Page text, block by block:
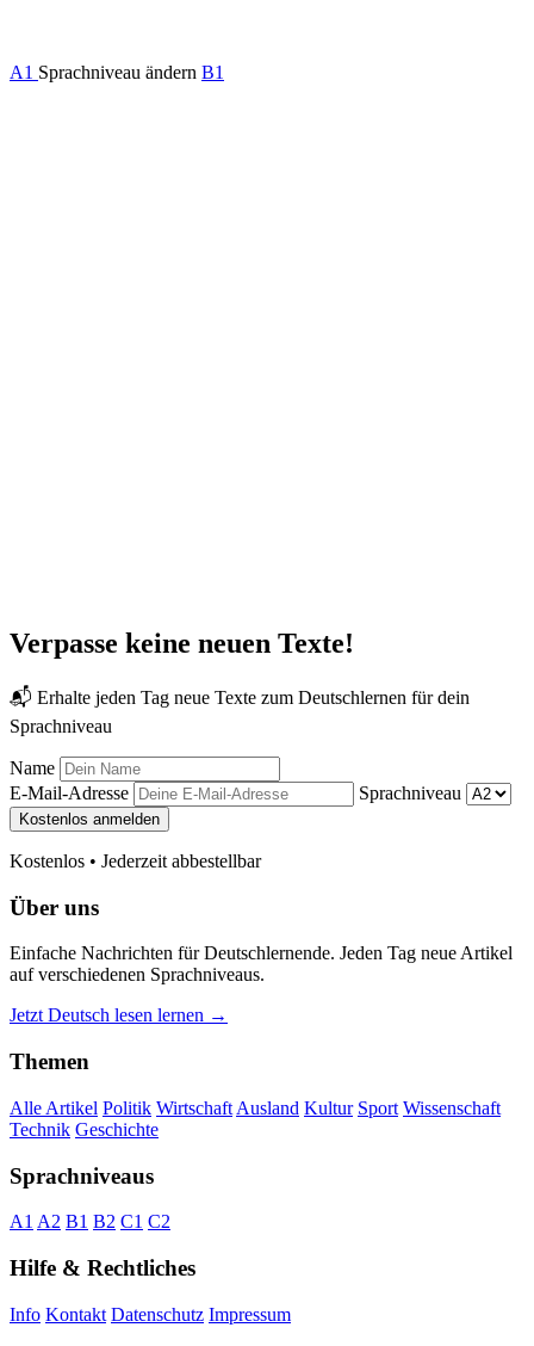
A1 Sprachniveau ändern B1
Verpasse keine neuen Texte!
📬 Erhalte jeden Tag neue Texte zum Deutschlernen für dein
Sprachniveau
Name
E-Mail-Adresse
Sprachniveau
Kostenlos anmelden
Kostenlos • Jederzeit abbestellbar
Über uns
Einfache Nachrichten für Deutschlernende. Jeden Tag neue Artikel
auf verschiedenen Sprachniveaus.
Jetzt Deutsch lesen lernen →
Themen
Alle Artikel Politik Wirtschaft Ausland Kultur Sport Wissenschaft
Technik Geschichte
Sprachniveaus
A1 A2 B1 B2 C1 C2
Hilfe & Rechtliches
Info Kontakt Datenschutz Impressum